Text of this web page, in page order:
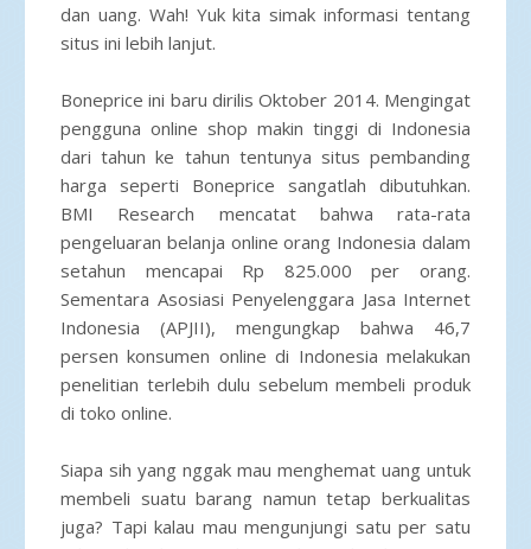
dan uang. Wah! Yuk kita simak informasi tentang
situs ini lebih lanjut.
Boneprice ini baru dirilis Oktober 2014. Mengingat
pengguna online shop makin tinggi di Indonesia
dari tahun ke tahun tentunya situs pembanding
harga seperti Boneprice sangatlah dibutuhkan.
BMI Research mencatat bahwa rata-rata
pengeluaran belanja online orang Indonesia dalam
setahun mencapai Rp 825.000 per orang.
Sementara Asosiasi Penyelenggara Jasa Internet
Indonesia (APJII), mengungkap bahwa 46,7
persen konsumen online di Indonesia melakukan
penelitian terlebih dulu sebelum membeli produk
di toko online.
Siapa sih yang nggak mau menghemat uang untuk
membeli suatu barang namun tetap berkualitas
juga? Tapi kalau mau mengunjungi satu per satu